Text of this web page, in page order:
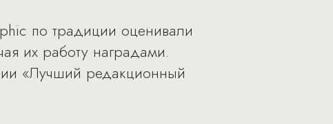
по традиции оценивали
их работу наградами.
«Лучший редакционный